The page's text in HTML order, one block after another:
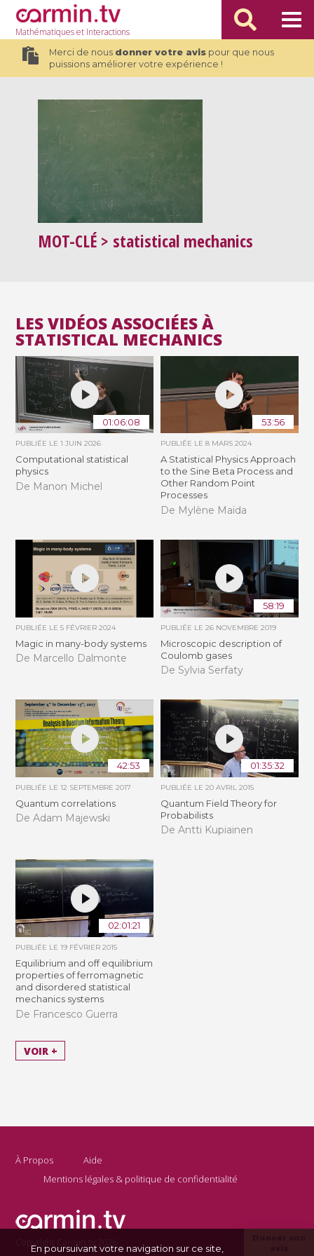
Mathématiqueset Interactions
Merci de nous donner votre avispour que nous
puissions améliorer votre expérience !
MOT-CLÉ > statistical mechanics
LES VIDÉOS ASSOCIÉES À
STATISTICAL MECHANICS
01:06:08
PUBLIÉE LE1 JUIN 2026
Computational statistical
physics
De Manon Michel
53:56
PUBLIÉE LE 8 MARS 2024
A Statistical Physics Approach
to the Sine Beta Process and
Other Random Point
Processes
De Mylène Maïda
PUBLIÉE LE5 FÉVRIER 2024
Magic in many-body systems
De Marcello Dalmonte
58:19
PUBLIÉE LE 26 NOVEMBRE 2019
Microscopic description of
Coulomb gases
De Sylvia Serfaty
42:53
PUBLIÉE LE12 SEPTEMBRE 2017
Quantum correlations
De Adam Majewski
01:35:32
PUBLIÉE LE 20 AVRIL 2015
Quantum Field Theory for
Probabilists
De Antti Kupiainen
02:01:21
PUBLIÉE LE19 FÉVRIER 2015
Equilibrium and off equilibrium
properties of ferromagnetic
and disordered statistical
mechanics systems
De Francesco Guerra
VOIR +
À Propos
Aide
Mentions légales & politique de confidentialité
Copyright Carmin.tv 2026
En poursuivant votre navigation sur ce site,